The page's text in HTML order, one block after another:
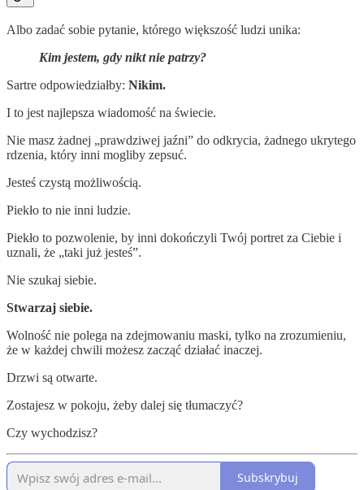
Albo zadać sobie pytanie, którego większość ludzi unika:
Kim jestem, gdy nikt nie patrzy?
Sartre odpowiedziałby: Nikim.
I to jest najlepsza wiadomość na świecie.
Nie masz żadnej „prawdziwej jaźni” do odkrycia, żadnego ukrytego
rdzenia, który inni mogliby zepsuć.
Jesteś czystą możliwością.
Piekło to nie inni ludzie.
Piekło to pozwolenie, by inni dokończyli Twój portret za Ciebie i
uznali, że „taki już jesteś”.
Nie szukaj siebie.
Stwarzaj siebie.
Wolność nie polega na zdejmowaniu maski, tylko na zrozumieniu,
że w każdej chwili możesz zacząć działać inaczej.
Drzwi są otwarte.
Zostajesz w pokoju, żeby dalej się tłumaczyć?
Czy wychodzisz?
Subskrybuj